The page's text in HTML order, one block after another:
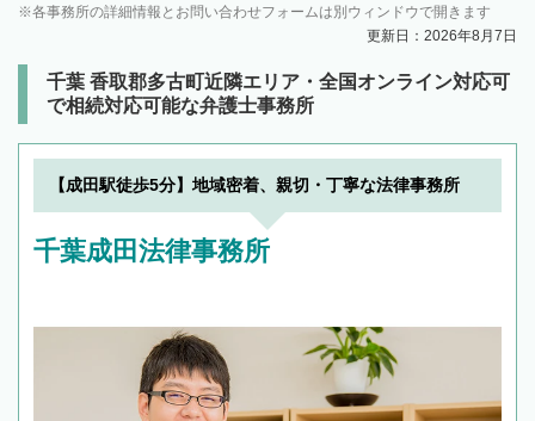
各事務所の詳細情報とお問い合わせフォームは別ウィンドウで開きます
更新日：2026年8月7日
千葉 香取郡多古町近隣エリア・全国オンライン対応可
で相続対応可能な弁護士事務所
【成田駅徒歩5分】地域密着、親切・丁寧な法律事務所
千葉成田法律事務所